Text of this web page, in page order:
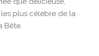
les plus célèbre de la
Bête.